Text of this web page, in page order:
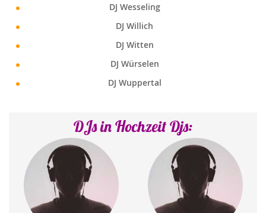
DJ Wesseling
DJ Willich
DJ Witten
DJ Würselen
DJ Wuppertal
DJs in Hochzeit Djs: